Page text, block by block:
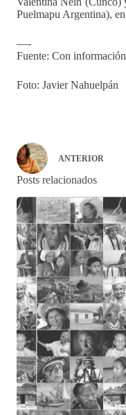
Puelmapu Argentina),
—-
Fuente: Con
Foto: Javier Nahuelpán
ANTERIOR
Posts relacionados